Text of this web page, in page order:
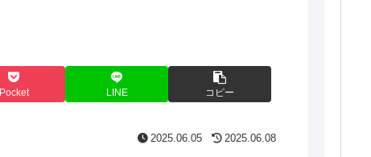
Pocket LINE コピー
2025.06.05 2025.06.08